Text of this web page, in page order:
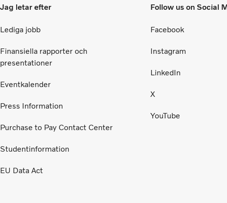
Jag letar efter
Lediga jobb
Finansiella rapporter och
presentationer
Eventkalender
Press Information
Purchase to Pay Contact Center
Studentinformation
EU Data Act
Follow us on Social
Facebook
Instagram
LinkedIn
X
YouTube